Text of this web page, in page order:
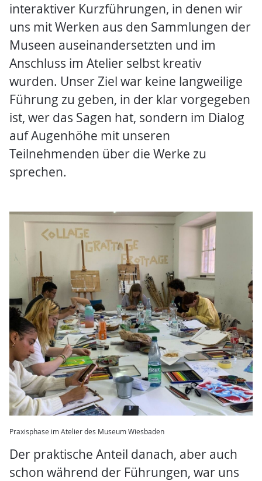
interaktiver Kurzführungen, in denen wir
uns mit Werken aus den Sammlungen der
Museen auseinandersetzten und im
Anschluss im Atelier selbst kreativ
wurden. Unser Ziel war keine langweilige
Führung zu geben, in der klar vorgegeben
ist, wer das Sagen hat, sondern im Dialog
auf Augenhöhe mit unseren
Teilnehmenden über die Werke zu
sprechen.
Praxisphase im Atelier des Museum Wiesbaden
Der praktische Anteil danach, aber auch
schon während der Führungen, war uns